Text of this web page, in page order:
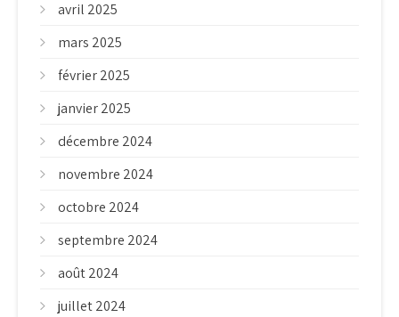
avril 2025
mars 2025
février 2025
janvier 2025
décembre 2024
novembre 2024
octobre 2024
septembre 2024
août 2024
juillet 2024